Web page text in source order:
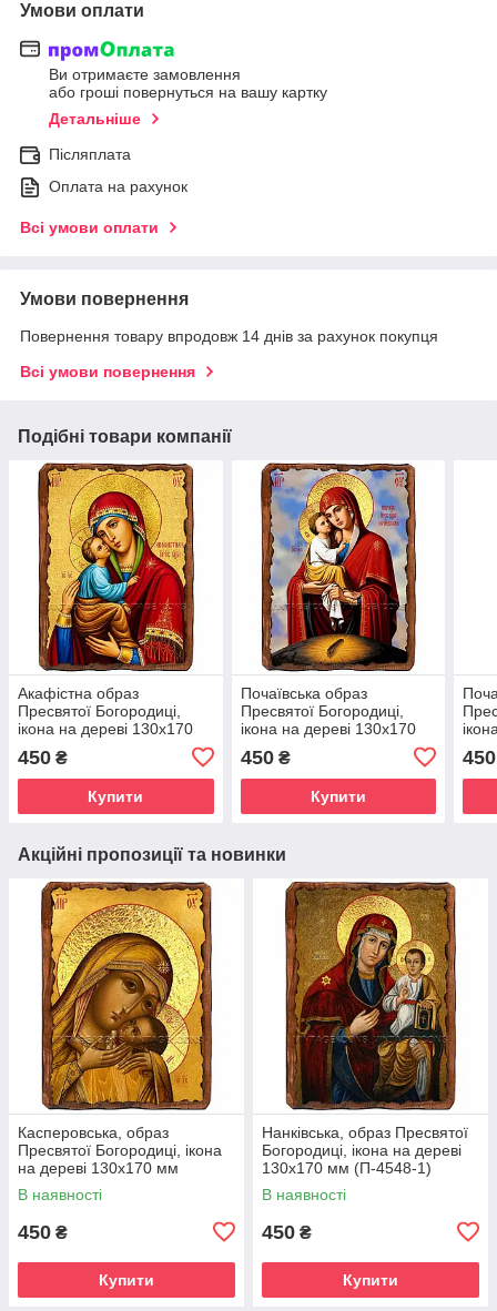
Умови оплати
Ви отримаєте замовлення
або гроші повернуться на вашу картку
Детальніше
Післяплата
Оплата на рахунок
Всі умови оплати
Умови повернення
Повернення товару впродовж 14 днів за рахунок покупця
Всі умови повернення
Подібні товари компанії
Акафістна образ
Пресвятої Богородиці,
ікона на дереві 130х170
450 ₴
Купити
Почаївська образ
Пресвятої Богородиці,
ікона на дереві 130х170
450₴
Купити
450
Акційні пропозиції та новинки
Касперовська, образ
Пресвятої Богородиці, ікона
на дереві 130х170 мм
(П-4543-1)
В наявності
450 ₴
Купити
Нанківська, образ Пресвятої
Богородиці, ікона на дереві
130х170 мм (П-4548-1)
В наявності
450 ₴
Купити